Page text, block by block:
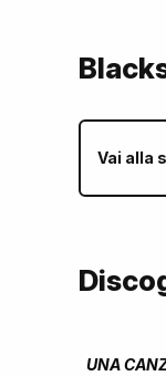
Vai alla
UNA